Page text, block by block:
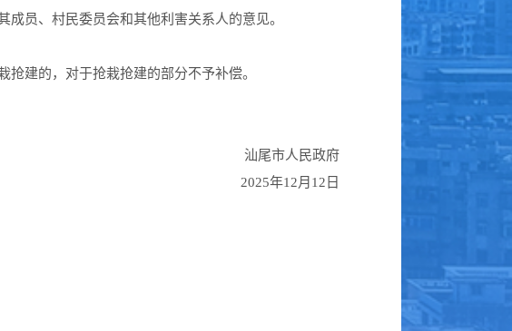
员、村民委员会和其他利害关系人的意见。
建的，对于抢栽抢建的部分不予补偿。
汕尾市人民政府
2025年12月12日